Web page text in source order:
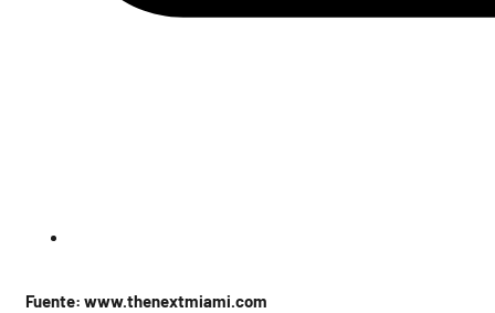
Fuente: www.thenextmiami.com